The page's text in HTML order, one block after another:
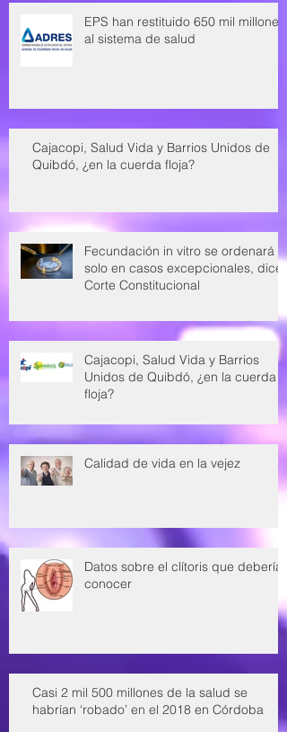
EPS han restituido 650 mil millones
al sistema de salud
Cajacopi, Salud Vida y Barrios Unidos de
Quibdó, ¿en la cuerda floja?
Fecundación in vitro se ordenará
solo en casos excepcionales, dice
Corte Constitucional
Cajacopi, Salud Vida y Barrios
Unidos de Quibdó, ¿en la cuerda
floja?
Calidad de vida en la vejez
Datos sobre el clítoris que deberías
conocer
Casi 2 mil 500 millones de la salud se
habrían ‘robado’ en el 2018 en Córdoba